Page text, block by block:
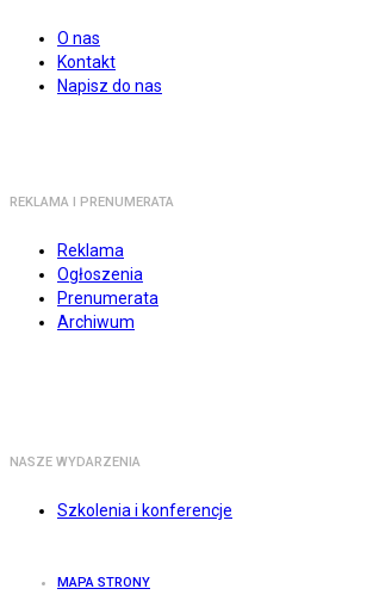
O nas
Kontakt
Napisz do nas
REKLAMA I PRENUMERATA
Reklama
Ogłoszenia
Prenumerata
Archiwum
NASZE WYDARZENIA
Szkolenia i konferencje
MAPA STRONY